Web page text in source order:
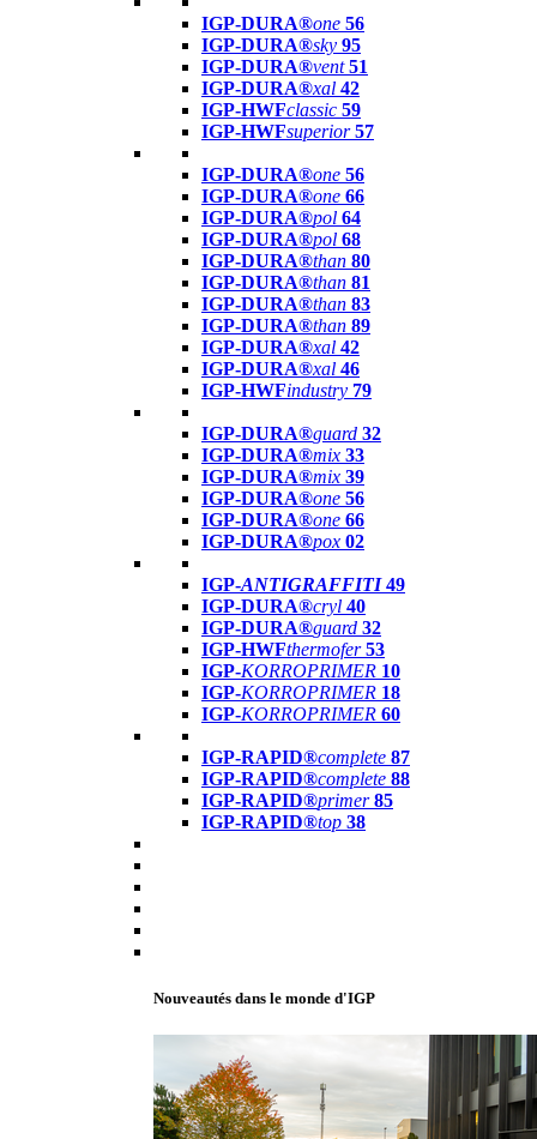
IGP-DURA®one 56
IGP-DURA®sky 95
IGP-DURA®vent 51
IGP-DURA®xal 42
IGP-HWFclassic 59
IGP-HWFsuperior 57
IGP-DURA®one 56
IGP-DURA®one 66
IGP-DURA®pol 64
IGP-DURA®pol 68
IGP-DURA®than 80
IGP-DURA®than 81
IGP-DURA®than 83
IGP-DURA®than 89
IGP-DURA®xal 42
IGP-DURA®xal 46
IGP-HWFindustry 79
IGP-DURA®guard 32
IGP-DURA®mix 33
IGP-DURA®mix 39
IGP-DURA®one 56
IGP-DURA®one 66
IGP-DURA®pox 02
IGP-ANTIGRAFFITI49
IGP-DURA®cryl 40
IGP-DURA®guard 32
IGP-HWFthermofer 53
IGP-KORROPRIMER 10
IGP-KORROPRIMER 18
IGP-KORROPRIMER 60
IGP-RAPID®complete 87
IGP-RAPID®complete 88
IGP-RAPID®primer 85
IGP-RAPID®top 38
Nouveautés dans le monde d'IGP